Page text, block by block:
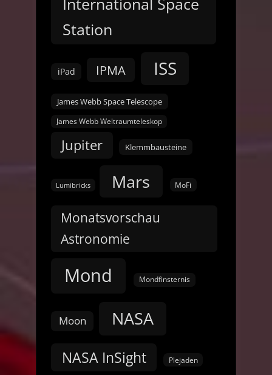
Station
iPad IPMA ISS
James Webb Space Telescope
James Webb Weltraumteleskop
Jupiter Klemmbausteine
Lumibricks Mars MoFi
Monatsvorschau
Astronomie
Mond Mondfinsternis
Moon NASA
NASA InSight Plejaden